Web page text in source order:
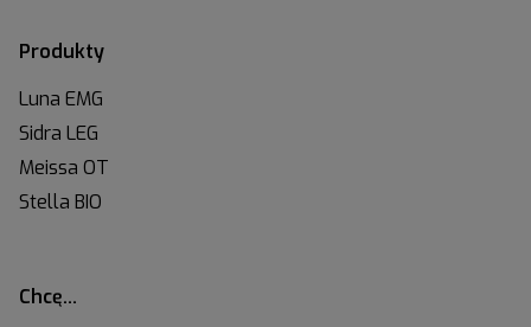
Produkty
Luna EMG
Sidra LEG
Meissa OT
Stella BIO
Chcę…